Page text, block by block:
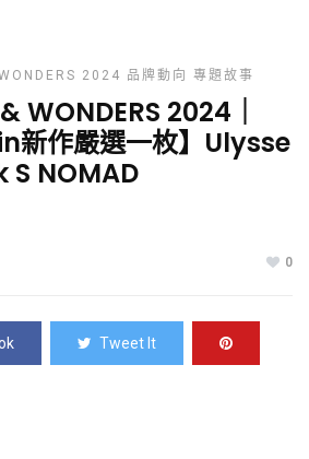
2024 品牌動向 專題故事
WONDERS 2024｜
新作嚴選一枚】Ulysse
NOMAD
0
Tweet It